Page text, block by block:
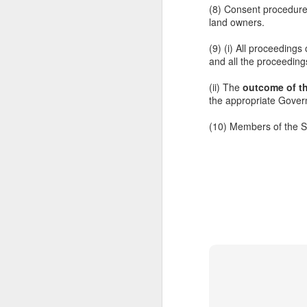
(8) Consent
land owners.
(9) (i) All proceedings
and all the
(ii) The outcome of
the appropriate
(10) Members of the
how much we have implemented its
on Constitution Day how much various